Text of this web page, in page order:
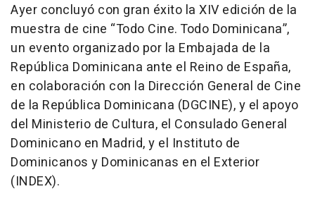
Ayer concluyó con gran éxito la XIV edición de la
muestra de cine “Todo Cine. Todo Dominicana”,
un evento organizado por la Embajada de la
República Dominicana ante el Reino de España,
en colaboración con la Dirección General de Cine
de la República Dominicana (DGCINE), y el apoyo
del Ministerio de Cultura, el Consulado General
Dominicano en Madrid, y el Instituto de
Dominicanos y Dominicanas en el Exterior
(INDEX).